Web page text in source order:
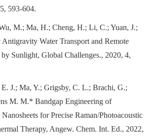
593-604.
M.; Ma, H.; Cheng, H.; Li, C.; Yuan, J.;
Water Transport and Remote
Sunlight, Global Challenges., 2020, 4,
J.; Ma, Y.; Grigsby, C. L.; Brachi, G.;
M. M.* Bandgap Engineering of
for Precise Raman/Photoacoustic
Therapy, Angew. Chem. Int. Ed., 2022,